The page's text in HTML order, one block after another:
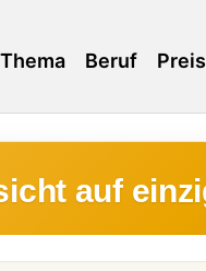
Thema Beruf Preis
auf